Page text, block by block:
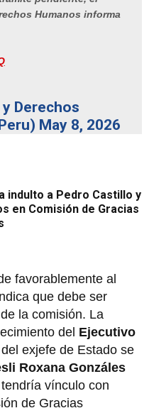
Humanos informa
Derechos
May 8, 2026
indulto a Pedro Castillo y
en Comisión de Gracias
favorablemente al
que debe ser
de la comisión. La
del Ejecutivo
del exjefe de Estado se
Roxana Gonzáles
vínculo con
de Gracias